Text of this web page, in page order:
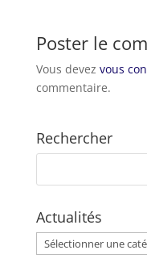
Poster le
Vous devez vous
commentaire.
Rechercher
Actualités
Actualités